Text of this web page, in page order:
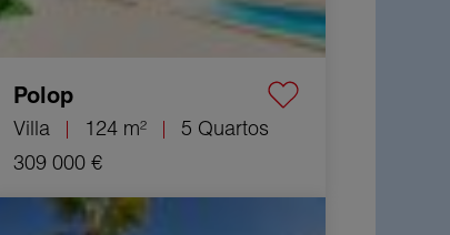
Polop
Villa 124 m²
5 Quartos
309 000 €
Venda Villa Algorfa 5 Quartos 120 m²